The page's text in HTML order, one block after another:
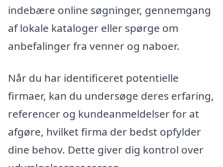
indebære online søgninger, gennemgang
af lokale kataloger eller spørge om
anbefalinger fra venner og naboer.
Når du har identificeret potentielle
firmaer, kan du undersøge deres erfaring,
referencer og kundeanmeldelser for at
afgøre, hvilket firma der bedst opfylder
dine behov. Dette giver dig kontrol over